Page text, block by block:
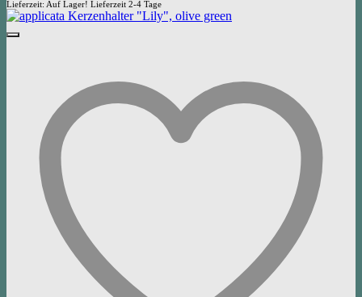
Lieferzeit: Auf Lager! Lieferzeit 2-4 Tage